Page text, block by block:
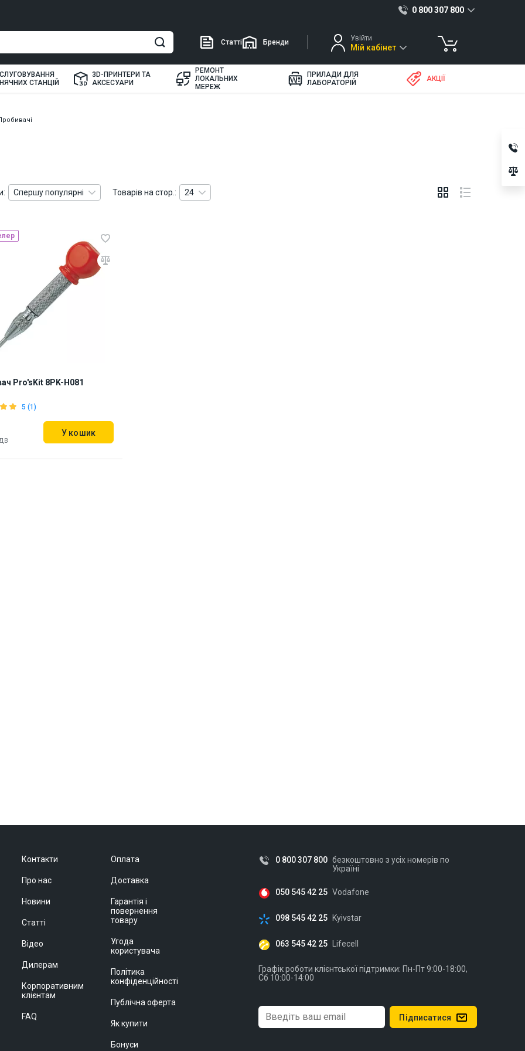
Спершу популярні Товарів на стор.: 24
Pro'sKit 8PK-H081
5 (1)
У кошик
0 800 307 800
Статті Бренди Увійти
Мій кабінет
СТАНЦІЙ
3D-ПРИНТЕРИ ТА
АКСЕСУАРИ
РЕМОНТ
ЛОКАЛЬНИХ
МЕРЕЖ
ПРИЛАДИ ДЛЯ
ЛАБОРАТОРІЙ
АКЦІЇ
Контакти
Про нас
Новини
Статті
Відео
Дилерам
Корпоративним
клієнтам
FAQ
Оплата
Доставка
Гарантія і
повернення
товару
Угода
користувача
Політика
конфіденційності
Публічна оферта
Як купити
Бонуси
0 800 307 800 безкоштовно з усіх номерів по
Україні
050 545 42 25 Vodafone
098 545 42 25 Kyivstar
063 545 42 25 Lifecell
Графік роботи клієнтської підтримки: Пн-Пт 9:00-18:00,
Сб 10:00-14:00
Підписатися